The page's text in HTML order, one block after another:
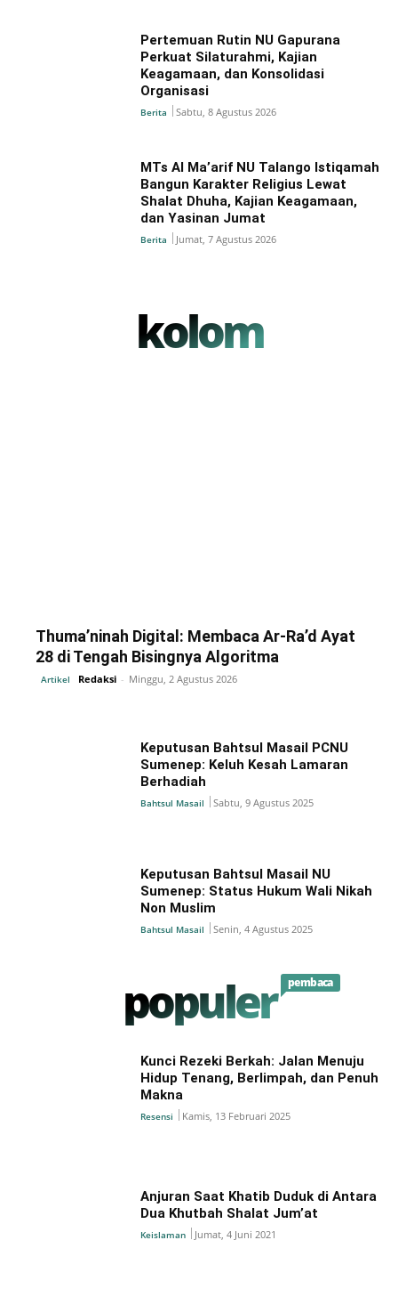
Pertemuan Rutin NU Gapurana
Perkuat Silaturahmi, Kajian
Keagamaan, dan Konsolidasi
Organisasi
Berita Sabtu, 8 Agustus 2026
MTs Al Ma’arif NU Talango Istiqamah
Bangun Karakter Religius Lewat
Shalat Dhuha, Kajian Keagamaan,
dan Yasinan Jumat
Berita Jumat, 7 Agustus 2026
kolom
Thuma’ninah Digital: Membaca Ar-Ra’d Ayat
28 di Tengah Bisingnya Algoritma
Artikel Redaksi - Minggu, 2 Agustus 2026
Keputusan Bahtsul Masail PCNU
Sumenep: Keluh Kesah Lamaran
Berhadiah
Bahtsul Masail Sabtu, 9 Agustus 2025
Keputusan Bahtsul Masail NU
Sumenep: Status Hukum Wali Nikah
Non Muslim
Bahtsul Masail Senin, 4 Agustus 2025
populer pembaca
Kunci Rezeki Berkah: Jalan Menuju
Hidup Tenang, Berlimpah, dan Penuh
Makna
Resensi Kamis, 13 Februari 2025
Anjuran Saat Khatib Duduk di Antara
Dua Khutbah Shalat Jum’at
Keislaman Jumat, 4 Juni 2021